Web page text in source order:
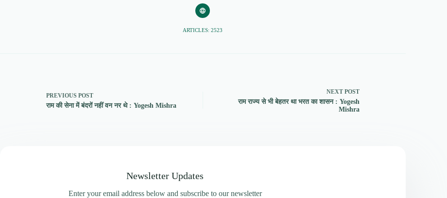
ARTICLES: 2523
PREVIOUS POST
राम की सेना में बंदरों नहीं वन नर थे : Yogesh Mishra
NEXT POST
राम राज्य से भी बेहतर था भरत का शासन : Yogesh
Mishra
Newsletter Updates
Enter your email address below and subscribe to our newsletter